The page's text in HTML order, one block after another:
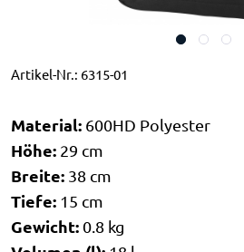
Artikel-Nr.: 6315-01
Material: 600HD Polyester
Höhe: 29 cm
Breite: 38 cm
Tiefe: 15 cm
Gewicht: 0.8 kg